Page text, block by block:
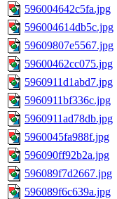
596004642c5fa.jpg
596004614db5c.jpg
59609807e5567.jpg
59600462cc075.jpg
5960911d1abd7.jpg
5960911bf336c.jpg
5960911ad78db.jpg
5960045fa988f.jpg
596090ff92b2a.jpg
596089f7d2667.jpg
596089f6c639a.jpg